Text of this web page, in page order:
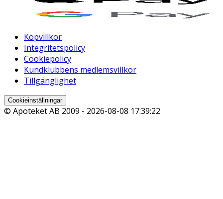
Köpvillkor
Integritetspolicy
Cookiepolicy
Kundklubbens medlemsvillkor
Tillgänglighet
Cookieinställningar
© Apoteket AB 2009 - 2026-08-08 17:39:22